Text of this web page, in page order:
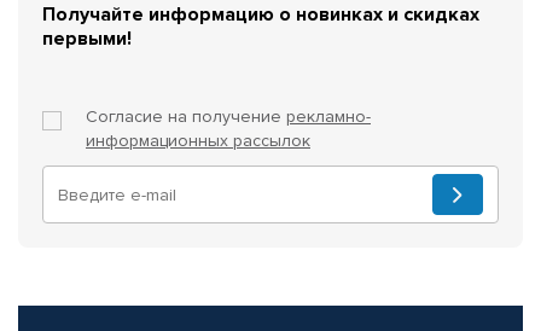
Получайте информацию о новинках и скидках
первыми!
Согласие на получение рекламно-
информационных рассылок